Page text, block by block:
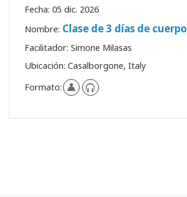
Fecha: 05 dic. 2026
Nombre: Clase de 3 días de cuerpo
Facilitador: Simone Milasas
Ubicación: Casalborgone, Italy
Formato: